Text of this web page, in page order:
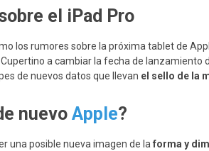
el iPad Pro
los rumores sobre la próxima tablet de
a cambiar la fecha de lanzamiento
de nuevos datos que llevan el sello de la
nuevo Apple?
una posible nueva imagen de la forma y